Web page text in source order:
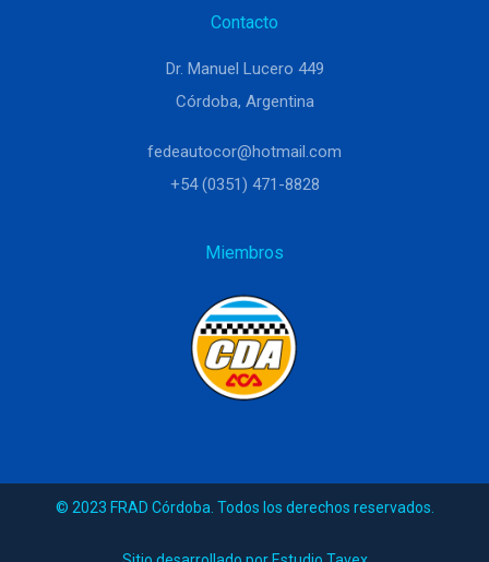
Contacto
Dr. Manuel Lucero 449
Córdoba, Argentina
fedeautocor@hotmail.com
+54 (0351) 471-8828
Miembros
© 2023 FRAD Córdoba. Todos los derechos reservados.